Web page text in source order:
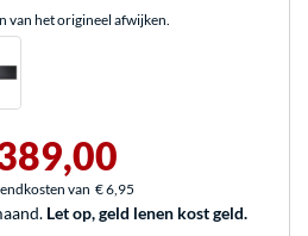
van het origineel afwijken.
van € 6,95
Let op, geld lenen kost geld.